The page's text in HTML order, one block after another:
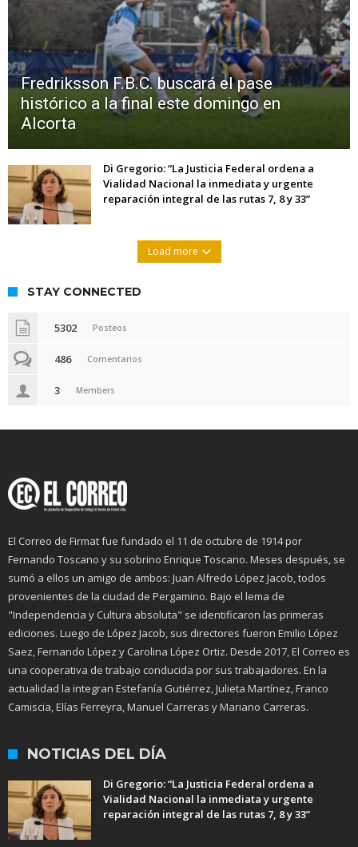
Fredriksson F.B.C. buscará el pase
histórico a la final este domingo en
Alcorta
Di Gregorio: “La Justicia Federal ordena a
Vialidad Nacional la inmediata y urgente
reparación integral de las rutas 7, 8 y 33”
Load more
STAY CONNECTED
5302 Posteos
486 Comentarios
3 Members
El Correo de Firmat fue fundado el 11 de octubre de 1914 por
Fernando Toscano y su sobrino Enrique Toscano. Meses después, se
sumó a ellos un amigo de ambos: Juan Alfredo López Jacob, todos
provenientes de la ciudad de Pergamino. Bajo el lema de
"Independencia y Cultura absoluta" se identificaron las primeras
ediciones. Luego de López Jacob, sus directores fueron Emilio López
Saez, Fernando López y Carolina López Ortiz. Desde 2017, El Correo es
una cooperativa de trabajo conducida por sus trabajadores. En la
actualidad la integran Estefanía Gutiérrez, Julieta Martínez, Franco
Camiscia, Elías Ferreyra, Manuel Carreras y Mariano Carreras.
NOTICIAS DEL DÍA
Di Gregorio: “La Justicia Federal ordena a
Vialidad Nacional la inmediata y urgente
reparación integral de las rutas 7, 8 y 33”